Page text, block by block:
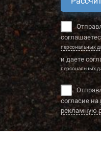
персональных
и даете
персональных
согласие на
рекламную